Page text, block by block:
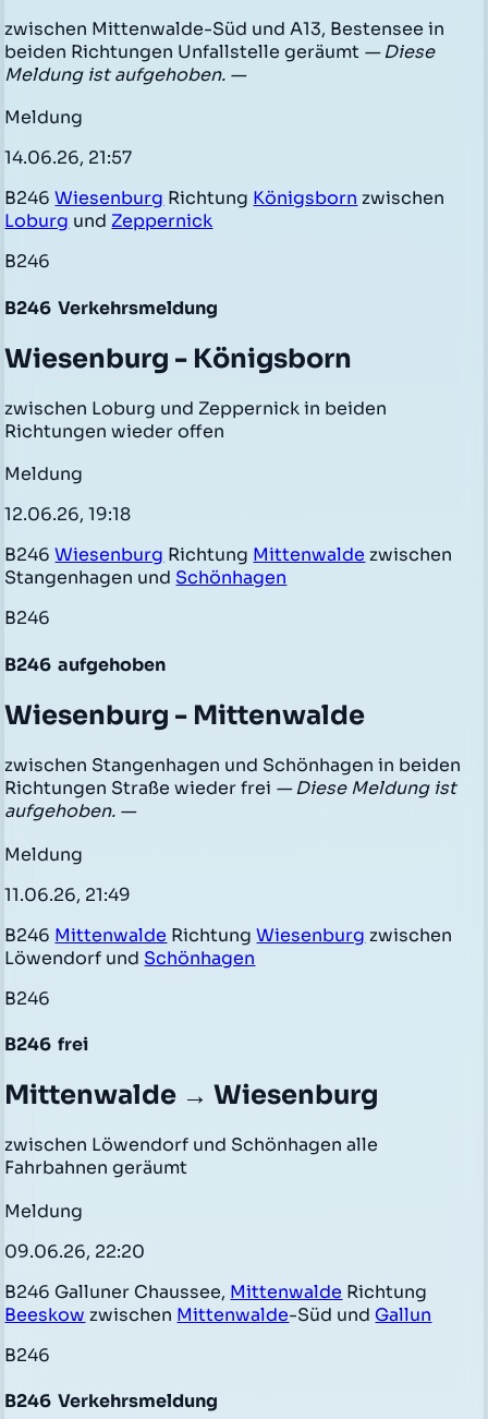
zwischen Mittenwalde-Süd und A13, Bestensee in
beiden Richtungen Unfallstelle geräumt — Diese
Meldung ist aufgehoben. —
Meldung
14.06.26, 21:57
B246Wiesenburg Richtung Königsborn zwischen
Loburg und Zeppernick
B246
B246 Verkehrsmeldung
Wiesenburg - Königsborn
zwischen Loburg und Zeppernick in beiden
Richtungen wieder offen
Meldung
12.06.26, 19:18
B246Wiesenburg Richtung Mittenwalde zwischen
Stangenhagen und Schönhagen
B246
B246 aufgehoben
Wiesenburg - Mittenwalde
zwischen Stangenhagen und Schönhagen in beiden
Richtungen Straße wieder frei — Diese Meldung ist
aufgehoben. —
Meldung
11.06.26, 21:49
B246 Mittenwalde RichtungWiesenburg zwischen
Löwendorf und Schönhagen
B246
B246 frei
Mittenwalde → Wiesenburg
zwischen Löwendorf und Schönhagen alle
Fahrbahnen geräumt
Meldung
09.06.26, 22:20
B246 Galluner Chaussee, Mittenwalde Richtung
Beeskow zwischen Mittenwalde-Süd und Gallun
B246
B246 Verkehrsmeldung